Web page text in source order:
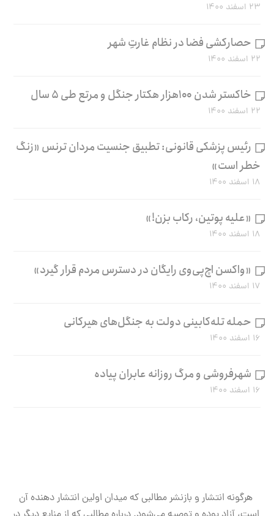
۲۳ اسفند ۱۴۰۰
حصارکشی فضا در نظام غارتِ شهر
۲۲ اسفند ۱۴۰۰
خاکستر شدن ۱۰۰هزار هکتار جنگل و مرتع طی ۵ سال
۲۲ اسفند ۱۴۰۰
رئیس پزشکی قانونی: تطبیق جنسیت مردان ترنس «زنگ
خطر است»
۱۸ اسفند ۱۴۰۰
«علیه پوتین، رکاب بزن!»
۱۸ اسفند ۱۴۰۰
«واکسن اچ‌پی‌وی رایگان در دسترس مردم قرار گیرد»
۱۷ اسفند ۱۴۰۰
حمله تله‌کابینی دولت به جنگل‌های هیرکانی
۱۶ اسفند ۱۴۰۰
شهرفروشی و مرگ روزانه عابران پیاده
۱۶ اسفند ۱۴۰۰
هرگونه انتشار و بازنشر مطالبی که میدان اولین انتشار دهنده آن